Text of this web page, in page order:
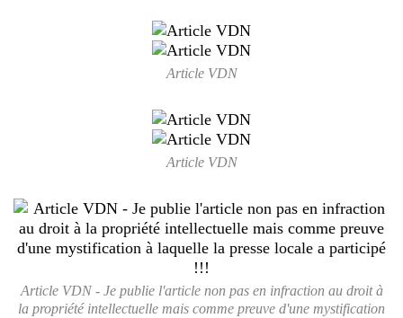
Article VDN
Article VDN
Article VDN - Je publie l'article non pas en infraction au droit à
la propriété intellectuelle mais comme preuve d'une mystification